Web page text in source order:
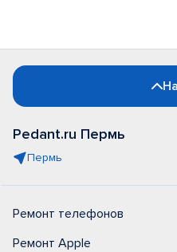
Pedant.ru Пермь
Пермь
Ремонт телефонов
Ремонт Apple